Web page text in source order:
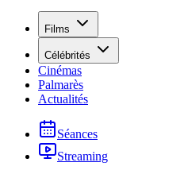
Films
Célébrités
Cinémas
Palmarès
Actualités
Séances
Streaming